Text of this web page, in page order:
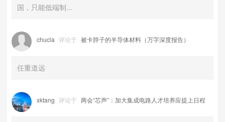
国，只能低端制...
chucla 评论于 被卡脖子的半导体材料（万字深度报告）
任重道远
xktang 评论于 两会“芯声”：加大集成电路人才培养应提上日程